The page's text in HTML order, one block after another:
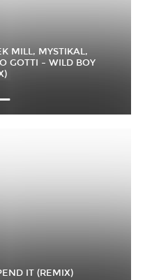
MILL, MYSTIKAL,
GOTTI – WILD BOY
IT (REMIX)